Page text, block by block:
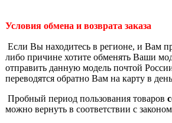
Условия обмена и возврата заказа
Если Вы находитесь в регионе, и Вам
либо причине хотите обменять Ваши
отправить данную модель почтой
переводятся обратно Вам на карту в
Пробный период пользования товаров
можно вернуть в соответствии с